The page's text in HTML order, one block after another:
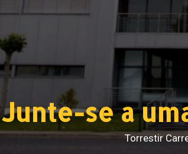
Junte-se a
Torrestir